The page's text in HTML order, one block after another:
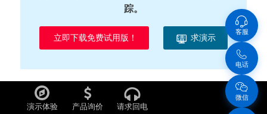
踪。
立即下载免费试用版！ 请 求演示
演示体验 产品询价 请求回电
客服
电话
微信